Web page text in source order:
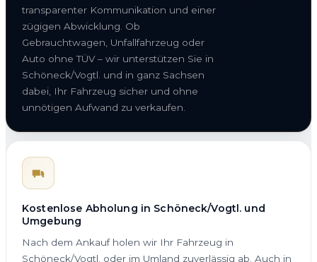
transparenter Kommunikation und einer
zügigen Abwicklung. Ob
Gebrauchtwagen, Unfallfahrzeug oder
Auto ohne TÜV – wir unterstützen Sie in
Schöneck/Vogtl. und in ganz Sachsen
dabei, Ihr Fahrzeug sicher und ohne
unnötigen Aufwand zu verkaufen.
Kostenlose Abholung in Schöneck/Vogtl. und
Umgebung
Nach dem Ankauf holen wir Ihr Fahrzeug in
Schöneck/Vogtl. oder im Umland zuverlässig ab. Auch in